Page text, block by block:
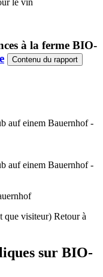
à la ferme BIO-
Contenu du rapport
que visiteur) Retour à
sur BIO-